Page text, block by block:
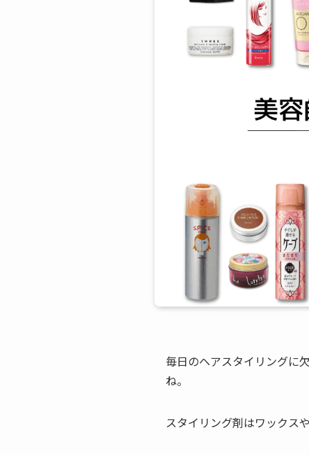
毎日のヘアスタイリングに
ね。
スタイリング剤はワックス